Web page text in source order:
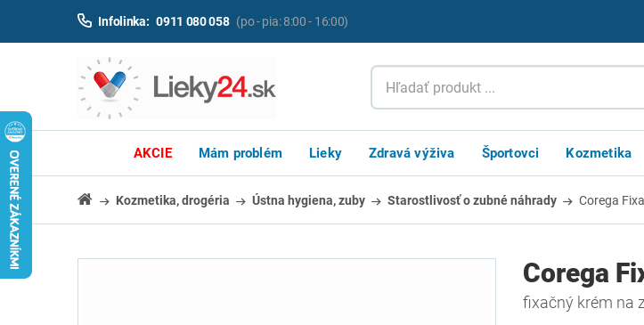
Infolinka: 0911 080 058 (po - pia: 8:00 - 16:00)
AKCIE Mám problém Lieky Zdravá výživa Športovci Kozmetika
Kozmetika, drogéria Ústna hygiena, zuby Starostlivosť o zubné náhrady Corega
Corega
fixačný krém na